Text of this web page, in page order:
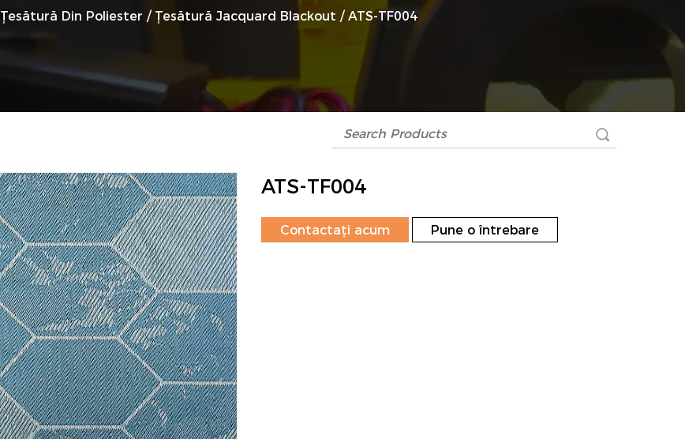
Țesătură Din Poliester / Țesătură Jacquard Blackout / ATS-TF004
ATS-TF004
Contactați acum Pune o întrebare